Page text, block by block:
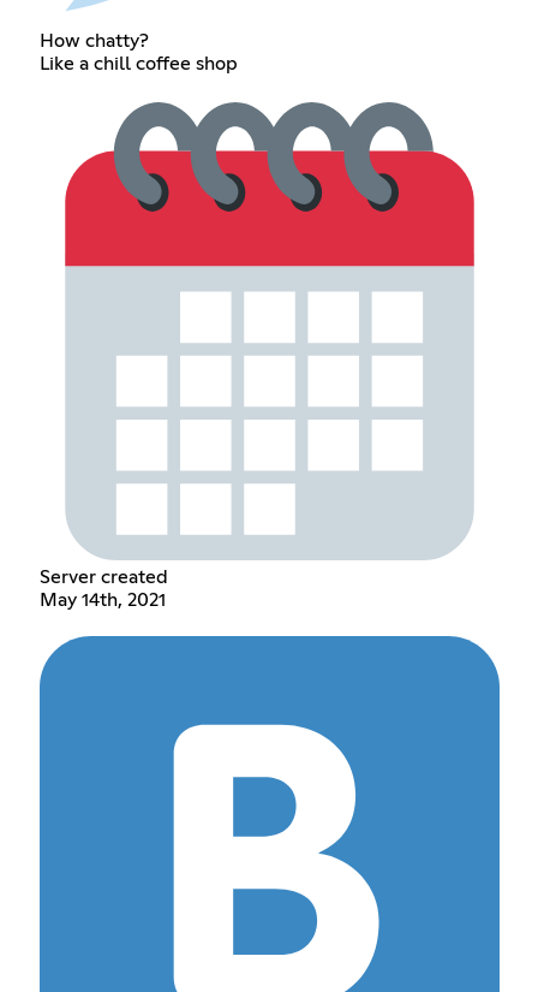
How chatty?
Like a chill coffee shop
Server created
May 14th, 2021